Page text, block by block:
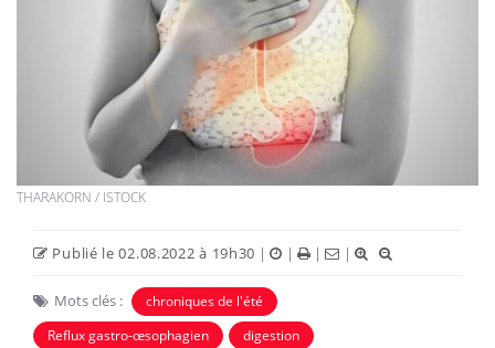
THARAKORN / ISTOCK
Publié le 02.08.2022 à 19h30 | | | |
Mots clés :
chroniques de l'été
Reflux gastro-œsophagien
digestion